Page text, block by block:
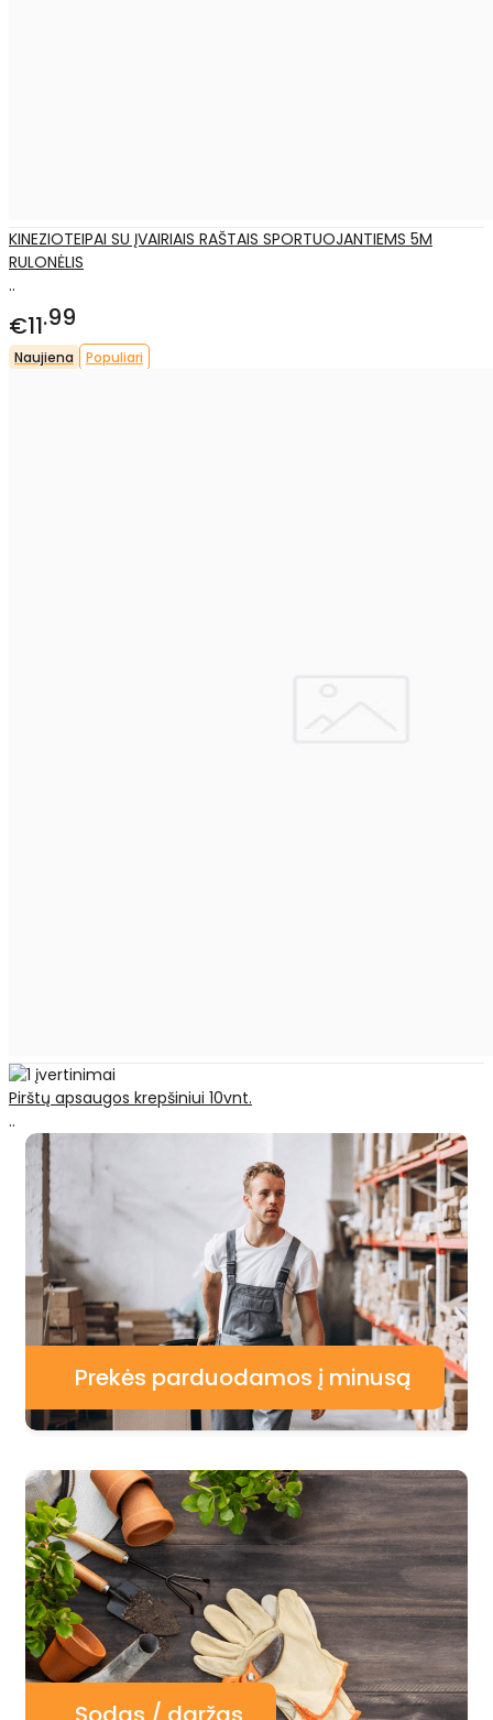
KINEZIOTEIPAI SU ĮVAIRIAIS RAŠTAIS SPORTUOJANTIEMS 5M
RULONĖLIS
..
€11 99
Naujiena Populiari
Pirštų apsaugos krepšiniui 10vnt.
..
Prekės parduodamos į minusą